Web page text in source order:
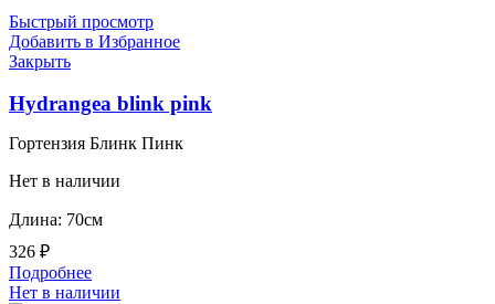
Быстрый просмотр
Добавить в Избранное
Закрыть
Hydrangea blink pink
Гортензия Блинк Пинк
Нет в наличии
Длина: 70см
326 ₽
Подробнее
Нет в наличии